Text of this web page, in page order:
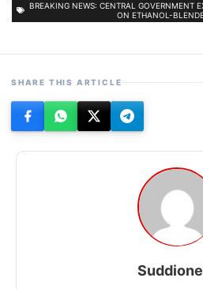
BREAKING NEWS: CENTRAL GOVERNMENT
ON ETHANOL-
SHARE THIS ARTICLE
Suddione